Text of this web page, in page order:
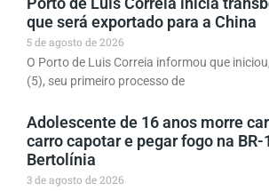
que será exportado para a China
5 de agosto de 2026
O Porto de Luis Correia informou que
(5), seu primeiro processo de
Adolescente de 16 anos morre
carro capotar e pegar fogo na BR-
Bertolínia
3 de agosto de 2026